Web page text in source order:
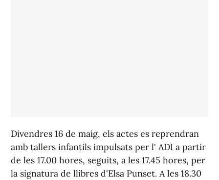
Divendres 16 de maig, els actes es reprendran
amb tallers infantils impulsats per l' ADI a partir
de les 17.00 hores, seguits, a les 17.45 hores, per
la signatura de llibres d'Elsa Punset. A les 18.30